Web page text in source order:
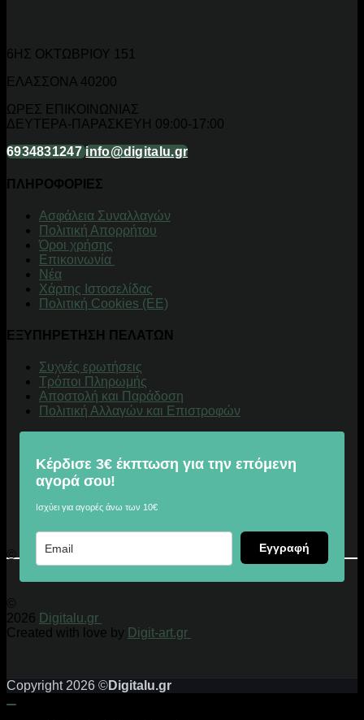
6ΗΣ ΟΚΤΩΒΡΙΟΥ 151
ΕΛΑΣΣΟΝΑ 40200
ΩΡΕΣ ΕΠΙΚΟΙΝΩΝΙΑΣ
ΔΕΥΤΕΡΑ-ΠΑΡΑΣΚΕΥΗ 09:00-17:00
6934831247 info@digitalu.gr
ΠΛΗΡΟΦΟΡΙΕΣ
Aσφάλεια Συναλλαγών
Πολιτική Απορρήτου
Όροι χρήσης
Επικοινωνία
Νέα
Χάρτης Ιστοσελίδας
Πολιτική Cookies (ΕΕ)
ΕΞΥΠΗΡΕΤΗΣΗ ΠΕΛΑΤΩΝ
Συχνές ερωτήσεις
Τρόποι Πληρωμής
Αποστολή και Παράδοση
Πολιτική Αλλαγών και Επιστροφών
Κέρδισε 3€ έκπτωση για την επόμενη
αγορά σου!
Ισχύει για αγορές άνω των 10€
Εγγραφή
© 2026 Digitalu.gr
©
2026 Digitalu.gr
Created with love by Digit-art.gr
Copyright 2026 ©Digitalu.gr